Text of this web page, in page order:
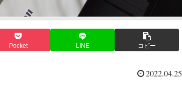
Pocket LINE コピー
2022.04.25